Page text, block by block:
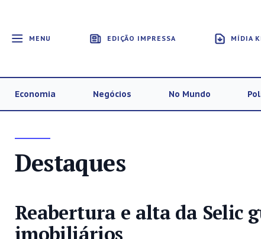
MENU EDIÇÃO IMPRESSA MÍDIA
Economia Negócios No Mundo
Destaques
Reabertura e alta da Selic
imobiliários